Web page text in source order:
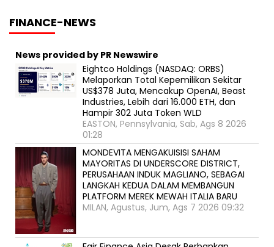
FINANCE-NEWS
News provided by PR Newswire
Eightco Holdings (NASDAQ: ORBS)
Melaporkan Total Kepemilikan Sekitar
US$378 Juta, Mencakup OpenAI, Beast
Industries, Lebih dari 16.000 ETH, dan
Hampir 302 Juta Token WLD
EASTON, Pennsylvania, Sab, Ags 8 2026
01:28
MONDEVITA MENGAKUISISI SAHAM
MAYORITAS DI UNDERSCORE DISTRICT,
PERUSAHAAN INDUK MAGLIANO, SEBAGAI
LANGKAH KEDUA DALAM MEMBANGUN
PLATFORM MEREK MEWAH ITALIA BARU
MILAN, Agustus, Jum, Ags 7 2026 09:32